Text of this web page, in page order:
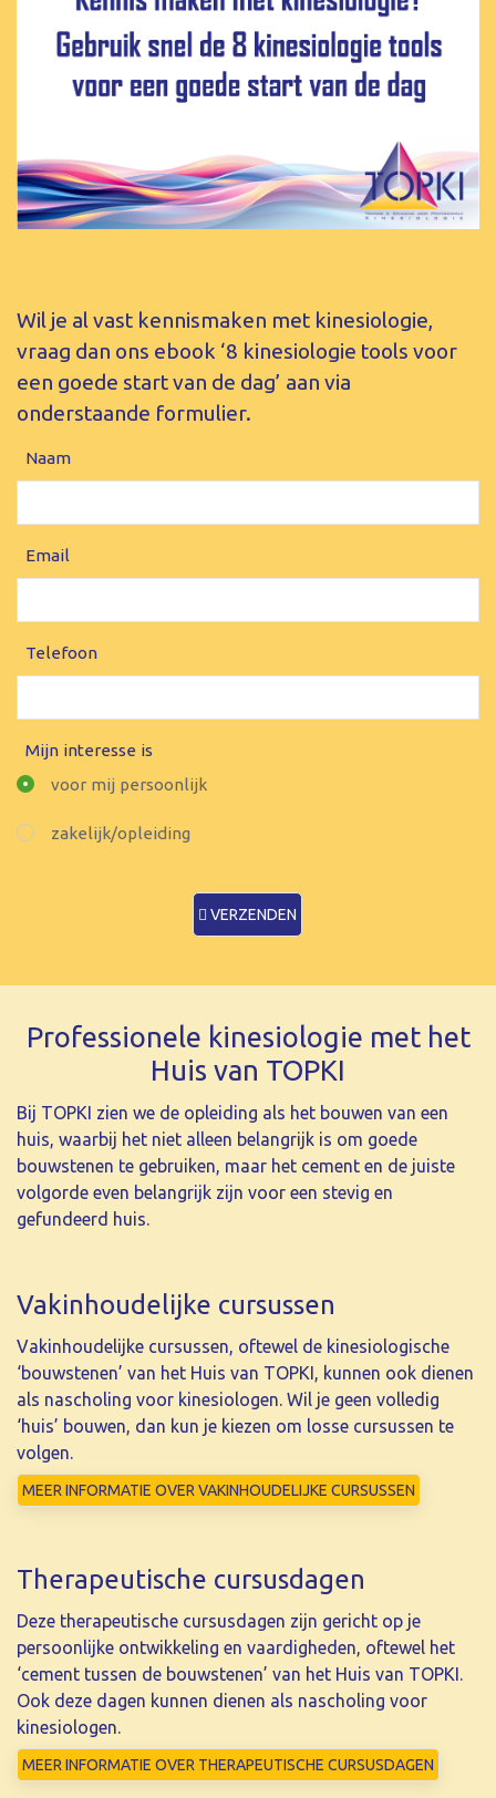
Wil je al vast kennismaken met kinesiologie,
vraag dan ons ebook ‘8 kinesiologie tools voor
een goede start van de dag’ aan via
onderstaande formulier.
Naam
Email
Telefoon
Mijn interesse is
voor mij persoonlijk
zakelijk/opleiding
VERZENDEN
Professionele kinesiologie met het
Huis van TOPKI
Bij TOPKI zien we de opleiding als het bouwen van een
huis, waarbij het niet alleen belangrijk is om goede
bouwstenen te gebruiken, maar het cement en de juiste
volgorde even belangrijk zijn voor een stevig en
gefundeerd huis.
Vakinhoudelijke cursussen
Vakinhoudelijke cursussen, oftewel de kinesiologische
‘bouwstenen’ van het Huis van TOPKI, kunnen ook dienen
als nascholing voor kinesiologen. Wil je geen volledig
‘huis’ bouwen, dan kun je kiezen om losse cursussen te
volgen.
MEER INFORMATIE OVER VAKINHOUDELIJKE CURSUSSEN
Therapeutische cursusdagen
Deze therapeutische cursusdagen zijn gericht op je
persoonlijke ontwikkeling en vaardigheden, oftewel het
‘cement tussen de bouwstenen’ van het Huis van TOPKI.
Ook deze dagen kunnen dienen als nascholing voor
kinesiologen.
MEER INFORMATIE OVER THERAPEUTISCHE CURSUSDAGEN